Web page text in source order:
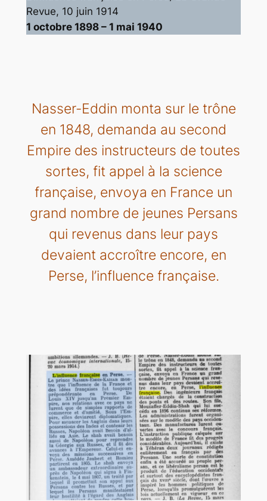
Revue, 10 juin 1914
1 octobre 1898 – 1 mai 1940
Nasser-Eddin monta sur le trône
en 1848, demanda au second
Empire des instructeurs de toutes
sortes, fit appel à la science
française, envoya en France un
grand nombre de jeunes Persans
qui revenus dans leur pays
devaient accroître encore, en
Perse, l’influence française.